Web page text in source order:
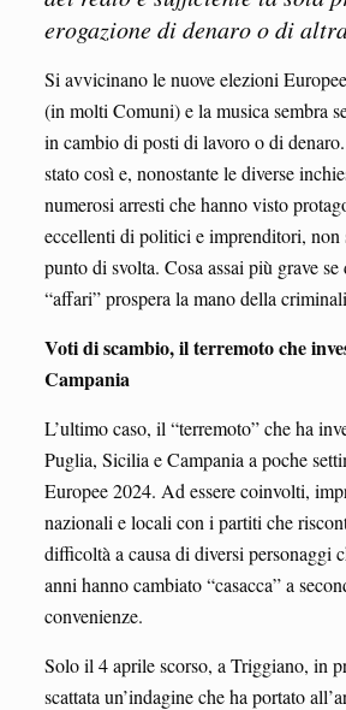
erogazione di denaro o di
Si avvicinano le nuove elezioni
(in molti Comuni) e la musica sembra
in cambio di posti di lavoro o di
stato così e, nonostante le diverse
numerosi arresti che hanno visto
eccellenti di politici e imprenditori, non
punto di svolta. Cosa assai più grave se
“affari” prospera la mano della
Voti di scambio, il terremoto che
Campania
L’ultimo caso, il “terremoto” che ha
Puglia, Sicilia e Campania a poche
Europee 2024. Ad essere coinvolti,
nazionali e locali con i partiti che
difficoltà a causa di diversi personaggi
anni hanno cambiato “casacca” a
convenienze.
Solo il 4 aprile scorso, a Triggiano, in
scattata un’indagine che ha portato